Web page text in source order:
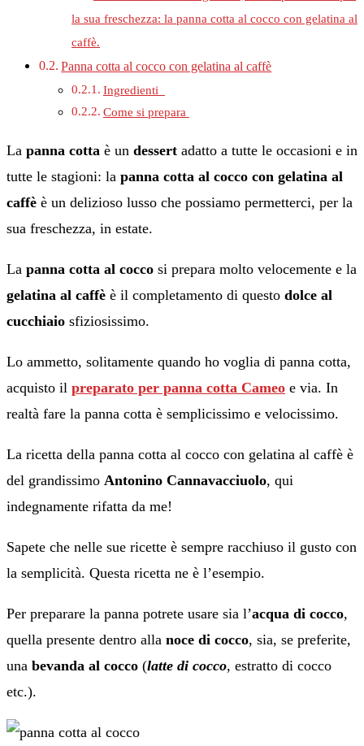
la sua freschezza: la panna cotta al cocco con gelatina al
caffè.
Panna cotta al cocco con gelatina al caffè
Ingredienti
Come si prepara
La panna cotta è un dessert adatto a tutte le occasioni e in
tutte le stagioni: la panna cotta al cocco con gelatina al
caffè è un delizioso lusso che possiamo permetterci, per la
sua freschezza, in estate.
La panna cotta al cocco si prepara molto velocemente e la
gelatina al caffè è il completamento di questo dolce al
cucchiaio sfiziosissimo.
Lo ammetto, solitamente quando ho voglia di panna cotta,
acquisto il preparato per panna cotta Cameo e via. In
realtà fare la panna cotta è semplicissimo e velocissimo.
La ricetta della panna cotta al cocco con gelatina al caffè è
del grandissimo Antonino Cannavacciuolo, qui
indegnamente rifatta da me!
Sapete che nelle sue ricette è sempre racchiuso il gusto con
la semplicità. Questa ricetta ne è l’esempio.
Per preparare la panna potrete usare sia l’acqua di cocco,
quella presente dentro alla noce di cocco, sia, se preferite,
una bevanda al cocco (latte di cocco, estratto di cocco
etc.).